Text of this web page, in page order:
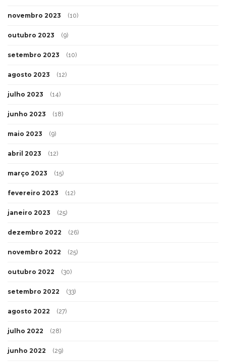
novembro 2023 (10)
outubro 2023 (9)
setembro 2023 (10)
agosto 2023 (12)
julho 2023 (14)
junho 2023 (18)
maio 2023 (9)
abril 2023 (12)
março 2023 (15)
fevereiro 2023 (12)
janeiro 2023 (25)
dezembro 2022 (26)
novembro 2022 (25)
outubro 2022 (30)
setembro 2022 (33)
agosto 2022 (27)
julho 2022 (28)
junho 2022 (29)